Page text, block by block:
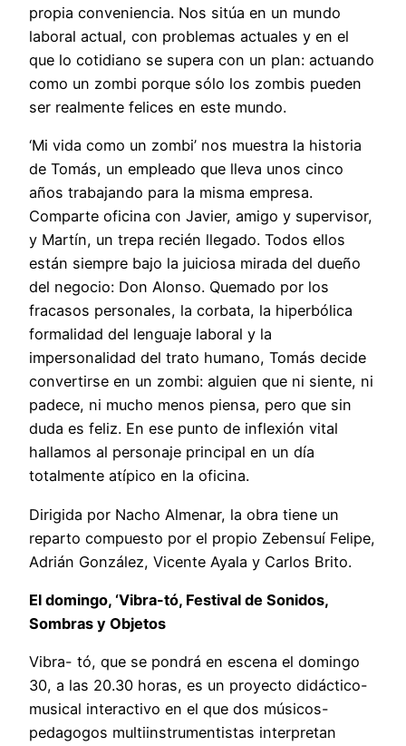
propia conveniencia. Nos sitúa en un mundo
laboral actual, con problemas actuales y en el
que lo cotidiano se supera con un plan: actuando
como un zombi porque sólo los zombis pueden
ser realmente felices en este mundo.
‘Mi vida como un zombi’ nos muestra la historia
de Tomás, un empleado que lleva unos cinco
años trabajando para la misma empresa.
Comparte oficina con Javier, amigo y supervisor,
y Martín, un trepa recién llegado. Todos ellos
están siempre bajo la juiciosa mirada del dueño
del negocio: Don Alonso. Quemado por los
fracasos personales, la corbata, la hiperbólica
formalidad del lenguaje laboral y la
impersonalidad del trato humano, Tomás decide
convertirse en un zombi: alguien que ni siente, ni
padece, ni mucho menos piensa, pero que sin
duda es feliz. En ese punto de inflexión vital
hallamos al personaje principal en un día
totalmente atípico en la oficina.
Dirigida por Nacho Almenar, la obra tiene un
reparto compuesto por el propio Zebensuí Felipe,
Adrián González, Vicente Ayala y Carlos Brito.
El domingo, ‘Vibra-tó, Festival de Sonidos,
Sombras y Objetos
Vibra- tó, que se pondrá en escena el domingo
30, a las 20.30 horas, es un proyecto didáctico-
musical interactivo en el que dos músicos-
pedagogos multiinstrumentistas interpretan